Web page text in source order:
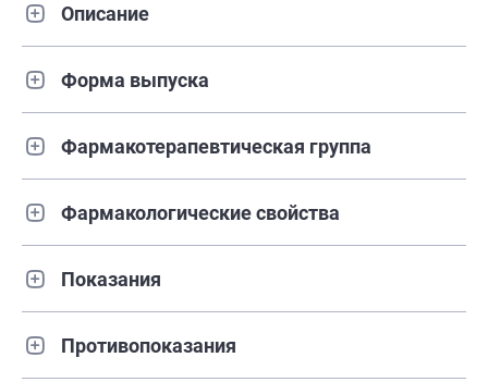
Описание
Форма выпуска
Фармакотерапевтическая группа
Фармакологические свойства
Показания
Противопоказания